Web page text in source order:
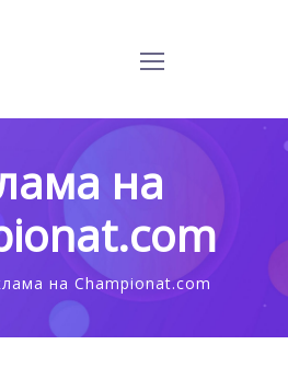
на
на Championat.com